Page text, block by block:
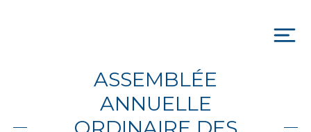
ASSEMBLÉE
ANNUELLE